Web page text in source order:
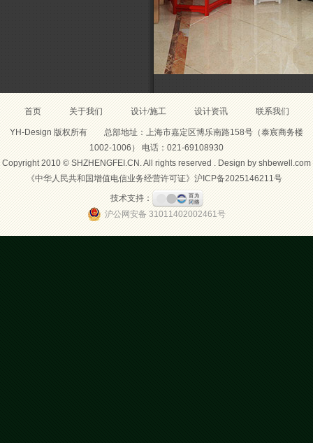
首页 关于我们 设计/施工 设计资讯 联系我们
YH-Design 版权所有 总部地址：上海市嘉定区博乐南路158号（泰宸商务楼
1002-1006） 电话：021-69108930
Copyright 2010 © SHZHENGFEI.CN. All rights reserved . Design by shbewell.com
《中华人民共和国增值电信业务经营许可证》 沪ICP备2025146211号
技术支持：
沪公网安备 31011402002461号